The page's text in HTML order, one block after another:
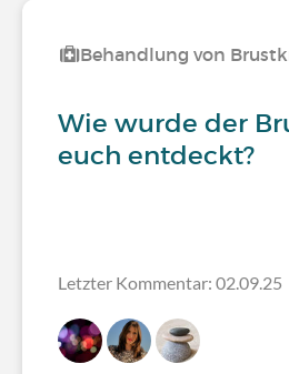
Behandlung von
Wie wurde der
euch entdeckt?
Letzter Kommentar: 02.09.25